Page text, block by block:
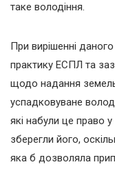
таке володіння.
При вирішенні
практику ЕСПЛ та
щодо надання
успадковуване
які набули це право
зберегли його,
яка б дозволяла